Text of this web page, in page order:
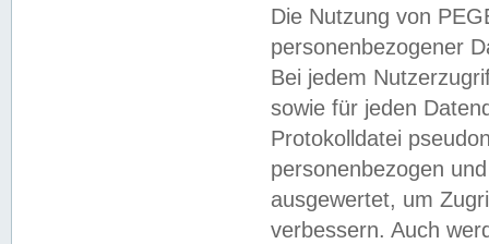
Die Nutzung von
personenbezogener
Bei jedem
sowie für jeden
Protokolldatei
personenbezogen
ausgewertet, um
verbessern. Auch